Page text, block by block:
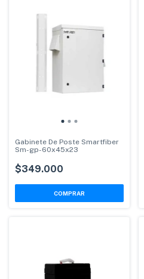
Gabinete De Poste Smartfiber
Sm-gp-60x45x23
$349.000